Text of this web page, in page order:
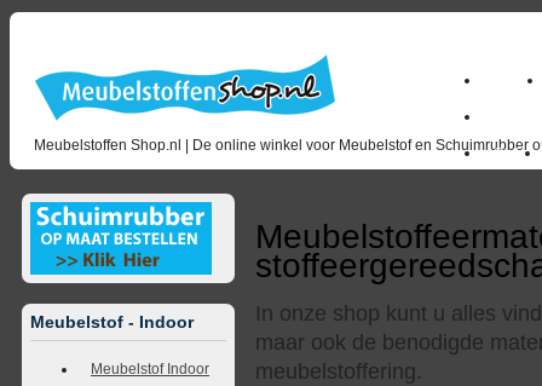
Meubelstoffen Shop.nl | De online winkel voor Meubelstof en Schuimrubber
Home
Outlet
Meubelstof - Indoor
Meubelstof Indoor
In onze shop kunt u alles
maar ook de benodigde
meubelstoffering.